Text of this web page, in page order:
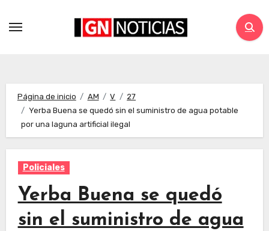
Página de inicio AM V
27
Yerba Buena se quedó sin el suministro de agua potable
por una laguna artificial ilegal
Policiales
Yerba Buena se quedó
sin el suministro de agua